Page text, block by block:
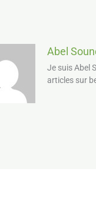
Abel
Je suis Abel
articles sur